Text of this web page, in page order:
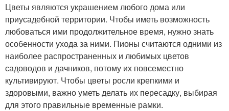
Цветы являются украшением любого дома или
приусадебной территории. Чтобы иметь возможность
любоваться ими продолжительное время, нужно знать
особенности ухода за ними. Пионы считаются одними из
наиболее распространенных и любимых цветов
садоводов и дачников, потому их повсеместно
культивируют. Чтобы цветы росли крепкими и
здоровыми, важно уметь делать их пересадку, выбирая
для этого правильные временные рамки.